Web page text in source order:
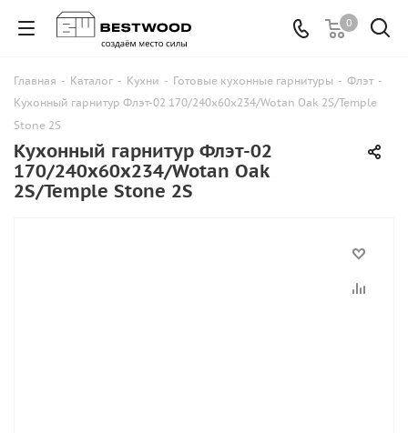
0
Главная - Каталог - Кухни - Готовые кухонные гарнитуры - Флэт -
Кухонный гарнитур Флэт-02 170/240х60х234/Wotan Oak 2S/Temple
Stone 2S
Кухонный гарнитур Флэт-02
170/240х60х234/Wotan Oak
2S/Temple Stone 2S